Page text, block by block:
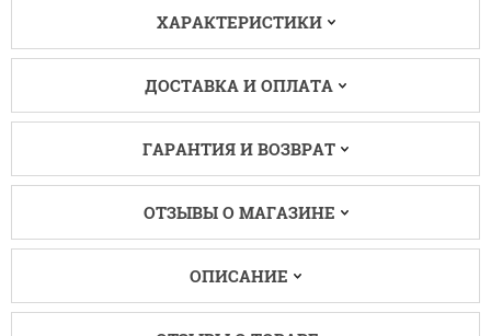
ХАРАКТЕРИСТИКИ
ДОСТАВКА И ОПЛАТА
ГАРАНТИЯ И ВОЗВРАТ
ОТЗЫВЫ О МАГАЗИНЕ
ОПИСАНИЕ